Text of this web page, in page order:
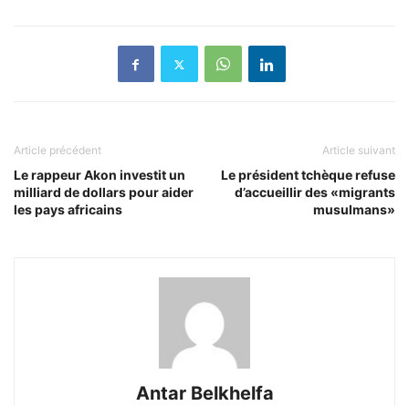
Article précédent
Le rappeur Akon investit un
milliard de dollars pour aider
les pays africains
Article suivant
Le président tchèque refuse
d’accueillir des «migrants
musulmans»
Antar Belkhelfa